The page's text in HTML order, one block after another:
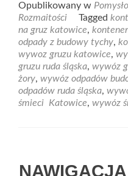
about
Wywóz
odpadów
budowlanych
Mysłowice
Opublikowany w
Rozmaitości
Tagged
na gruz katowice,
odpady z budowy tychy,
wywoz gruzu katowice,
gruzu ruda śląska, wywóz
żory, wywóz odpadów
odpadów ruda śląska,
śmieci Katowice, wywóz
NAWIGACJA